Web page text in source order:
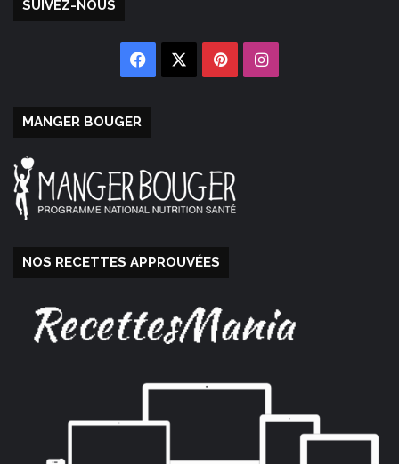
SUIVEZ-NOUS
Facebook PinterestInstagram
MANGER BOUGER
NOS RECETTES APPROUVÉES